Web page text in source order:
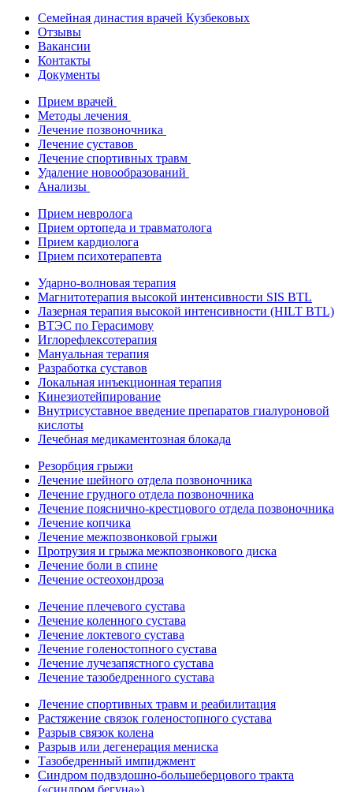
Семейная династия врачей Кузбековых
Отзывы
Вакансии
Контакты
Документы
Прием врачей
Методы лечения
Лечение позвоночника
Лечение суставов
Лечение спортивных травм
Удаление новообразований
Анализы
Прием невролога
Прием ортопеда и травматолога
Прием кардиолога
Прием психотерапевта
Ударно-волновая терапия
Магнитотерапия высокой интенсивности SIS BTL
Лазерная терапия высокой интенсивности (HILT BTL)
ВТЭС по Герасимову
Иглорефлексотерапия
Мануальная терапия
Разработка суставов
Локальная инъекционная терапия
Кинезиотейпирование
Внутрисуставное введение препаратов гиалуроновой
кислоты
Лечебная медикаментозная блокада
Резорбция грыжи
Лечение шейного отдела позвоночника
Лечение грудного отдела позвоночника
Лечение пояснично-крестцового отдела позвоночника
Лечение копчика
Лечение межпозвонковой грыжи
Протрузия и грыжа межпозвонкового диска
Лечение боли в спине
Лечение остеохондроза
Лечение плечевого сустава
Лечение коленного сустава
Лечение локтевого сустава
Лечение голеностопного сустава
Лечение лучезапястного сустава
Лечение тазобедренного сустава
Лечение спортивных травм и реабилитация
Растяжение связок голеностопного сустава
Разрыв связок колена
Разрыв или дегенерация мениска
Тазобедренный импиджмент
Синдром подвздошно-большеберцового тракта
(«синдром бегуна»)